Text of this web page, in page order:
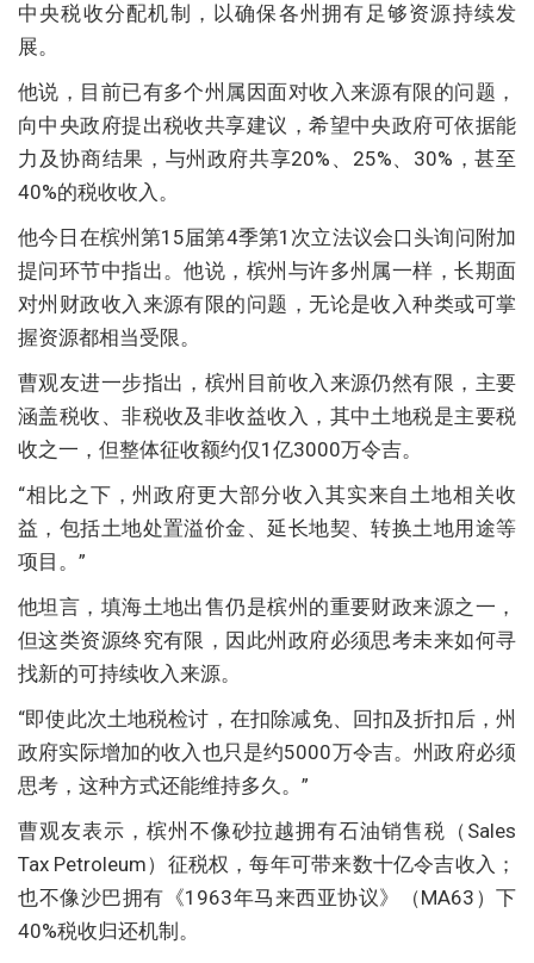
中央税收分配机制，以确保各州拥有足够资源持续发
展。
他说，目前已有多个州属因面对收入来源有限的问题，
向中央政府提出税收共享建议，希望中央政府可依据能
力及协商结果，与州政府共享20%、25%、30%，甚至
40%的税收收入。
他今日在槟州第15届第4季第1次立法议会口头询问附加
提问环节中指出。他说，槟州与许多州属一样，长期面
对州财政收入来源有限的问题，无论是收入种类或可掌
握资源都相当受限。
曹观友进一步指出，槟州目前收入来源仍然有限，主要
涵盖税收、非税收及非收益收入，其中土地税是主要税
收之一，但整体征收额约仅1亿3000万令吉。
“相比之下，州政府更大部分收入其实来自土地相关收
益，包括土地处置溢价金、延长地契、转换土地用途等
项目。”
他坦言，填海土地出售仍是槟州的重要财政来源之一，
但这类资源终究有限，因此州政府必须思考未来如何寻
找新的可持续收入来源。
“即使此次土地税检讨，在扣除减免、回扣及折扣后，州
政府实际增加的收入也只是约5000万令吉。州政府必须
思考，这种方式还能维持多久。”
曹观友表示，槟州不像砂拉越拥有石油销售税（Sales
Tax Petroleum）征税权，每年可带来数十亿令吉收入；
也不像沙巴拥有《1963年马来西亚协议》（MA63）下
40%税收归还机制。